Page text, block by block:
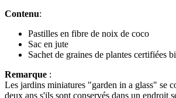
Contenu:
Pastilles en fibre de noix de coco
Sac en jute
Sachet de graines de plantes certifiées
Remarque :
Les jardins miniatures "garden in a glass" se
deux ans s'ils sont conservés dans un endroit